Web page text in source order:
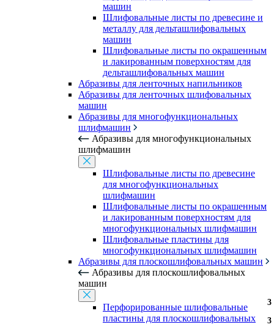
машин
Шлифовальные листы по древесине и
металлу для дельташлифовальных
машин
Шлифовальные листы по окрашенным
и лакированным поверхностям для
дельташлифовальных машин
Абразивы для ленточных напильников
Абразивы для ленточных шлифовальных
машин
Абразивы для многофункциональных
шлифмашин
Абразивы для многофункциональных
шлифмашин
Шлифовальные листы по древесине
для многофункциональных
шлифмашин
Шлифовальные листы по окрашенным
и лакированным поверхностям для
многофункциональных шлифмашин
Шлифовальные пластины для
многофункциональных шлифмашин
Абразивы для плоскошлифовальных машин
Абразивы для плоскошлифовальных
машин
Перфорированные шлифовальные
пластины для плоскошлифовальных
3
3
3
3
3
3
3
3
3
3
3
3
3
3
3
3
3
3
3
3
3
3
3
3
3
3
3
3
3
3
3
3
3
3
3
3
3
3
3
3
3
3